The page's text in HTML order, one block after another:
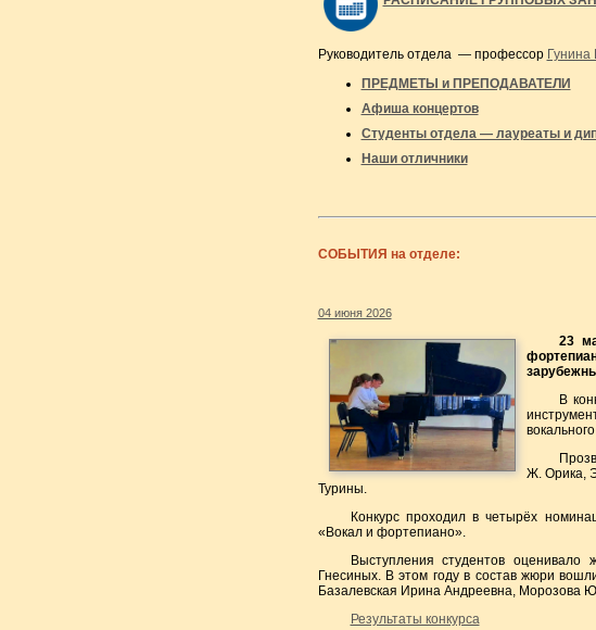
Руководитель отдела — профессор Гунина
ПРЕДМЕТЫ и ПРЕПОДАВАТЕЛИ
Афиша концертов
Студенты отдела — лауреаты и
Наши отличники
СОБЫТИЯ на отделе:
04 июня 2026
23
В
Ж. Орика,
Турины.
Конкурс проходил в четырёх
«Вокал и фортепиано».
Выступления студентов
Гнесиных. В этом году в состав жюри
Базалевская Ирина Андреевна, Морозова
Результаты конкурса